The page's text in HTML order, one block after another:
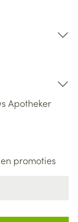
Apotheker
promoties